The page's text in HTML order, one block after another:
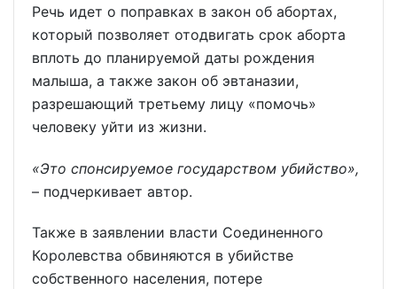
Речь идет о поправках в закон об абортах,
который позволяет отодвигать срок аборта
вплоть до планируемой даты рождения
малыша, а также закон об эвтаназии,
разрешающий третьему лицу «помочь»
человеку уйти из жизни.
«Это спонсируемое государством убийство»,
– подчеркивает автор.
Также в заявлении власти Соединенного
Королевства обвиняются в убийстве
собственного населения, потере